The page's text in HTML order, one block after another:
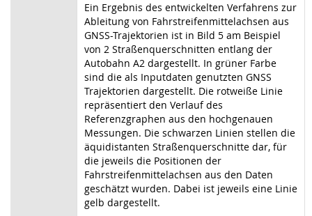
Ein Ergebnis des entwickelten Verfahrens zur
Ableitung von Fahrstreifenmittelachsen aus
GNSS-Trajektorien ist in Bild 5 am Beispiel
von 2 Straßenquerschnitten entlang der
Autobahn A2 dargestellt. In grüner Farbe
sind die als Inputdaten genutzten GNSS
Trajektorien dargestellt. Die rotweiße Linie
repräsentiert den Verlauf des
Referenzgraphen aus den hochgenauen
Messungen. Die schwarzen Linien stellen die
äquidistanten Straßenquerschnitte dar, für
die jeweils die Positionen der
Fahrstreifenmittelachsen aus den Daten
geschätzt wurden. Dabei ist jeweils eine Linie
gelb dargestellt.